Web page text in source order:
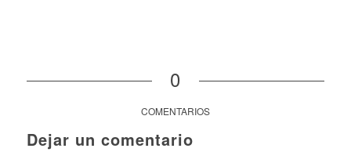
0
COMENTARIOS
Dejar un comentario